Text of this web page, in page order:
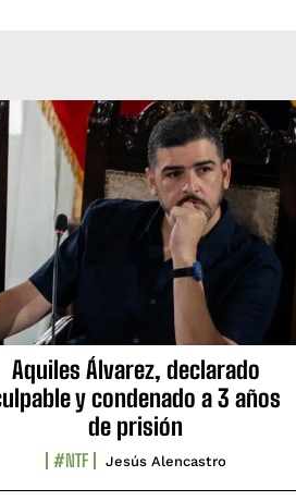
Aquiles Álvarez, declarado
y condenado a 3 años
de prisión
#NTF Jesús Alencastro